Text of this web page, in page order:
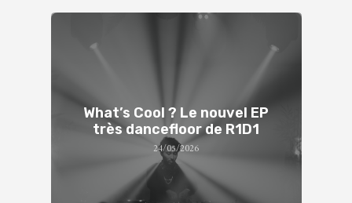
What’s Cool ? Le nouvel EP
très dancefloor de R1D1
24/05/2026